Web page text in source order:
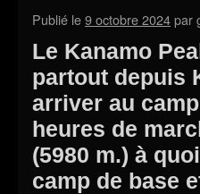
Publié le9 octobre 2024par
Le Kanamo
partout depuis
arriver au
heures de
(5980 m.) à
camp de base